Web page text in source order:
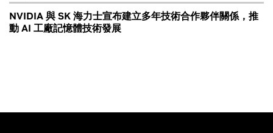
NVIDIA 與 SK 海力士宣布建立多年技術合作夥伴關係，推
動 AI 工廠記憶體技術發展